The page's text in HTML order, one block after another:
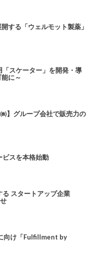
する「ウェルモット製薬」
スケーター」を開発・導
に～
】グループ会社で販売力の
ビスを本格始動
スタートアップ企業
向け「Fulfillment by